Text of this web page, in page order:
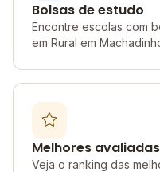
Bolsas de estudo
Encontre escolas com
em Rural em
Melhores avaliadas
Veja o ranking das